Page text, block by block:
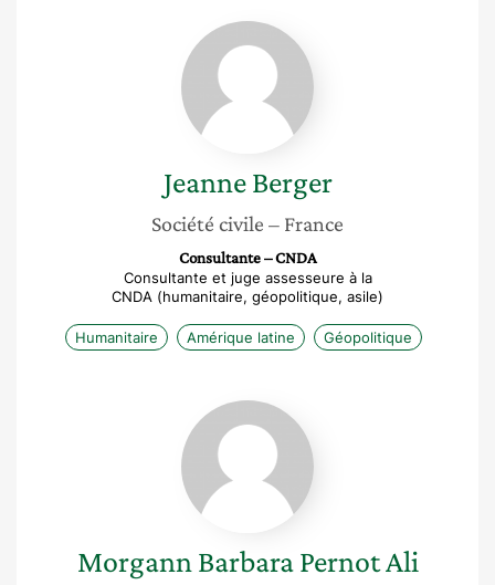
Jeanne
Berger
Jeanne Berger
Société civile – France
Consultante – CNDA
Consultante et juge assesseure à la
CNDA (humanitaire, géopolitique, asile)
Humanitaire Amérique latine Géopolitique
Morgann
Barbara
Pernot
Ali
Morgann Barbara Pernot Ali